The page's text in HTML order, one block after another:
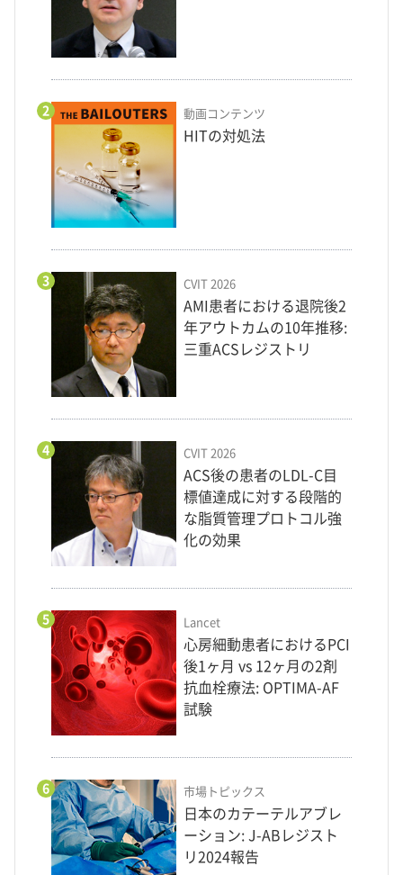
2 動画コンテンツ
HITの対処法
3 CVIT 2026
AMI患者における退院後2
年アウトカムの10年推移:
三重ACSレジストリ
4 CVIT 2026
ACS後の患者のLDL-C目
標値達成に対する段階的
な脂質管理プロトコル強
化の効果
5 Lancet
心房細動患者におけるPCI
後1ヶ月 vs 12ヶ月の2剤
抗血栓療法: OPTIMA-AF
試験
6 市場トピックス
日本のカテーテルアブレ
ーション: J-ABレジスト
リ2024報告